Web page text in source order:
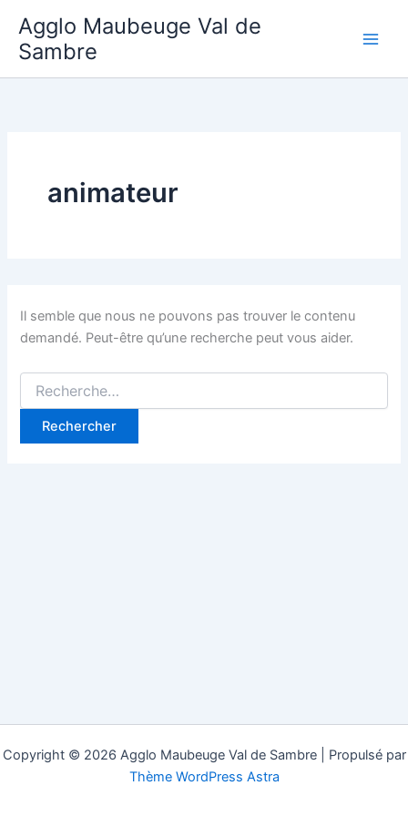
contenu
Agglo Maubeuge Val de
Sambre
animateur
Il semble que nous ne pouvons pas trouver le contenu
demandé. Peut-être qu’une recherche peut vous aider.
Rechercher :
Copyright © 2026 Agglo Maubeuge Val de Sambre | Propulsé par
Thème WordPress Astra